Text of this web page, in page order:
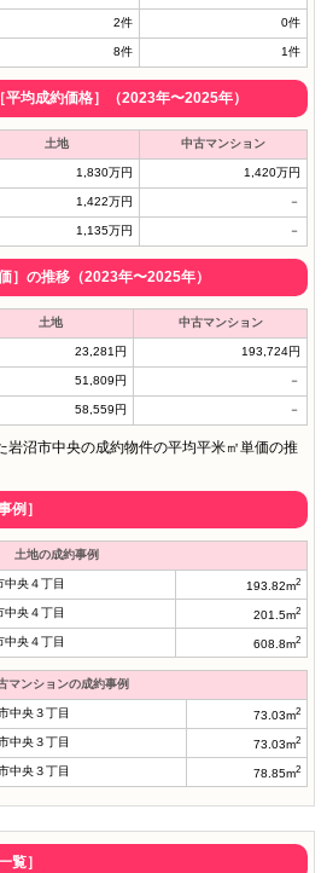
2件 0件
8件 1件
均成約価格］（2023年〜2025年）
土地 中古マンション
1,830万円 1,420万円
1,422万円 －
1,135万円 －
］の推移（2023年〜2025年）
土地 中古マンション
23,281円 193,724円
51,809円 －
58,559円 －
沼市中央の成約物件の平均平米㎡単価の推
例］
土地の成約事例
中央４丁目 193.82m2
中央４丁目 201.5m2
中央４丁目 608.8m2
マンションの成約事例
中央３丁目 73.03m2
中央３丁目 73.03m2
中央３丁目 78.85m2
覧］